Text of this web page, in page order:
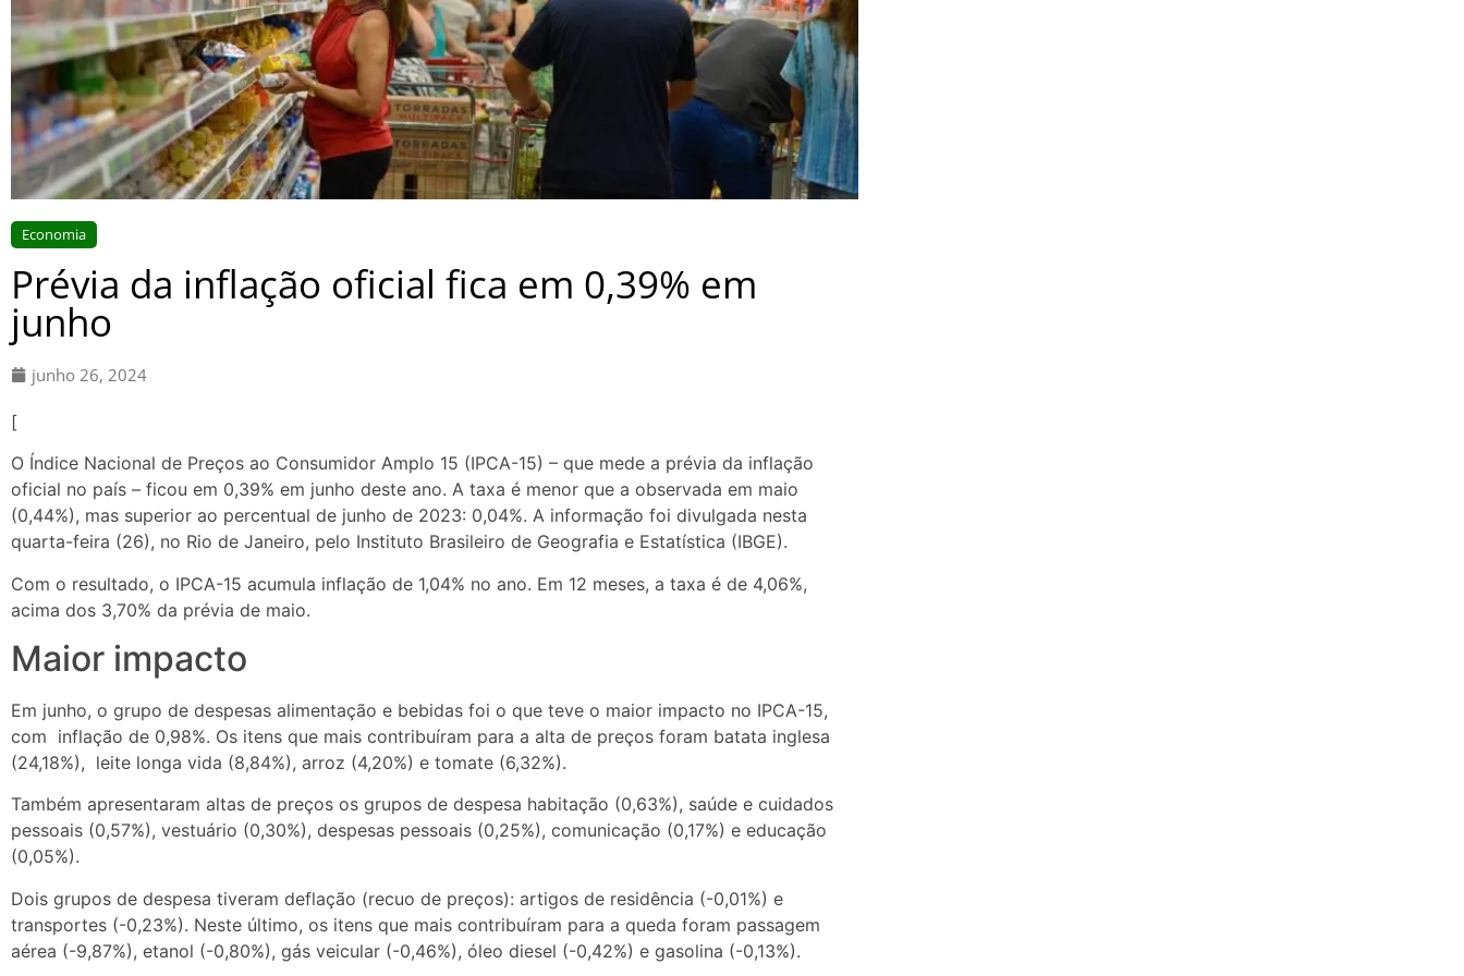
Economia
Prévia da inflação oficial fica em 0,39% em
junho
junho 26, 2024
[
O Índice Nacional de Preços ao Consumidor Amplo 15 (IPCA-15) – que mede a prévia da inflação
oficial no país – ficou em 0,39% em junho deste ano. A taxa é menor que a observada em maio
(0,44%), mas superior ao percentual de junho de 2023: 0,04%. A informação foi divulgada nesta
quarta-feira (26), no Rio de Janeiro, pelo Instituto Brasileiro de Geografia e Estatística (IBGE).
Com o resultado, o IPCA-15 acumula inflação de 1,04% no ano. Em 12 meses, a taxa é de 4,06%,
acima dos 3,70% da prévia de maio.
Maior impacto
Em junho, o grupo de despesas alimentação e bebidas foi o que teve o maior impacto no IPCA-15,
com inflação de 0,98%. Os itens que mais contribuíram para a alta de preços foram batata inglesa
(24,18%), leite longa vida (8,84%), arroz (4,20%) e tomate (6,32%).
Também apresentaram altas de preços os grupos de despesa habitação (0,63%), saúde e cuidados
pessoais (0,57%), vestuário (0,30%), despesas pessoais (0,25%), comunicação (0,17%) e educação
(0,05%).
Dois grupos de despesa tiveram deflação (recuo de preços): artigos de residência (-0,01%) e
transportes (-0,23%). Neste último, os itens que mais contribuíram para a queda foram passagem
aérea (-9,87%), etanol (-0,80%), gás veicular (-0,46%), óleo diesel (-0,42%) e gasolina (-0,13%).